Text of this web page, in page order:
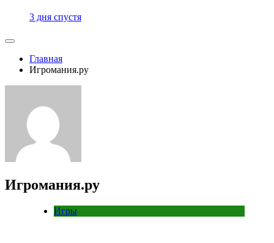
3 дня спустя
Главная
Игромания.ру
Игромания.ру
Игры